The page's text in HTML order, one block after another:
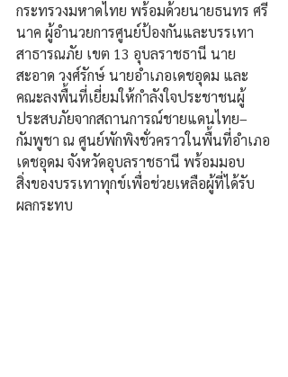
กระทรวงมหาดไทย พร้อมด้วยนายธนทร ศรี
นาค ผู้อำนวยการศูนย์ป้องกันและบรรเทา
สาธารณภัย เขต 13 อุบลราชธานี นาย
สะอาด วงศ์รักษ์ นายอำเภอเดชอุดม และ
คณะลงพื้นที่เยี่ยมให้กำลังใจประชาชนผู้
ประสบภัยจากสถานการณ์ชายแดนไทย–
กัมพูชา ณ ศูนย์พักพิงชั่วคราวในพื้นที่อำเภอ
เดชอุดม จังหวัดอุบลราชธานี พร้อมมอบ
สิ่งของบรรเทาทุกข์เพื่อช่วยเหลือผู้ที่ได้รับ
ผลกระทบ